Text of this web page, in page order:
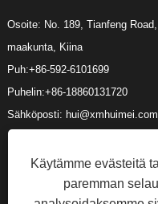
Osoite: No. 189, Tianfeng
maakunta, Kiina
Puh:+86-592-6101699
Puhelin:+86-18860131720
Sähköposti: hui@xmhuimei.com
Copyright © 2024 Xiamen
Käytämme evästeitä
paremman